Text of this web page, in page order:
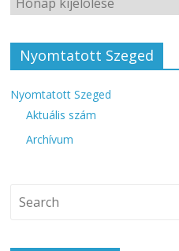
Nyomtatott Szeged
Nyomtatott Szeged
Aktuális szám
Archívum